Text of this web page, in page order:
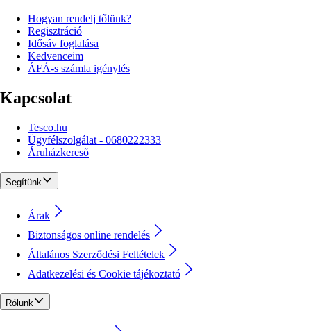
Hogyan rendelj tőlünk?
Regisztráció
Idősáv foglalása
Kedvenceim
ÁFÁ-s számla igénylés
Kapcsolat
Tesco.hu
Ügyfélszolgálat - 0680222333
Áruházkereső
Segítünk
Árak
Biztonságos online rendelés
Általános Szerződési Feltételek
Adatkezelési és Cookie tájékoztató
Rólunk